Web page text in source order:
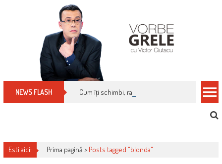
NEWS FLASH Cum îți schimbi, rapid, gratuit și eficient,
Esti aici: Prima pagină > Posts tagged "blonda"